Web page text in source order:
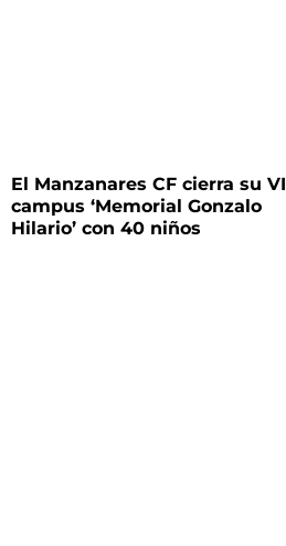
El Manzanares CF cierra su VI
campus ‘Memorial Gonzalo
Hilario’ con 40 niños